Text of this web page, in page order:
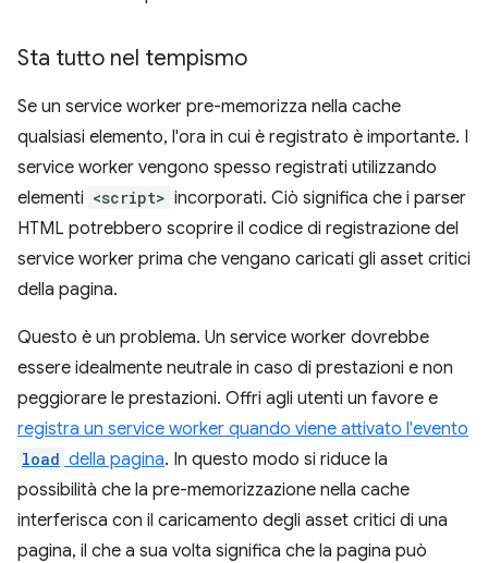
Sta tutto nel tempismo
Se un service worker pre-memorizza nella cache
qualsiasi elemento, l'ora in cui è registrato è importante. I
service worker vengono spesso registrati utilizzando
elementi <script> incorporati. Ciò significa che i parser
HTML potrebbero scoprire il codice di registrazione del
service worker prima che vengano caricati gli asset critici
della pagina.
Questo è un problema. Un service worker dovrebbe
essere idealmente neutrale in caso di prestazioni e non
peggiorare le prestazioni. Offri agli utenti un favore e
registra un service worker quando viene attivato l'evento
load della pagina. In questo modo si riduce la
possibilità che la pre-memorizzazione nella cache
interferisca con il caricamento degli asset critici di una
pagina, il che a sua volta significa che la pagina può